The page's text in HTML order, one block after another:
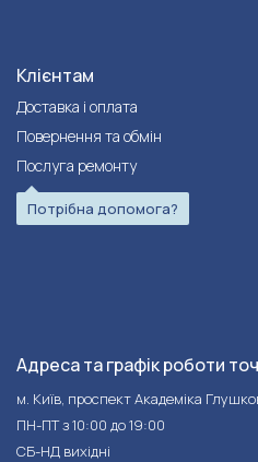
Клієнтам
Доставка і оплата
Повернення та обмін
Послуга ремонту
Потрібна допомога?
Адреса та графік роботи
м. Київ, проспект Академіка
ПН-ПТ з 10:00 до 19:00
СБ-НД вихідні